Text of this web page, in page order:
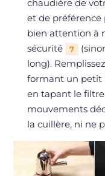
chaudière de
et de préférence
bien attention à
sécurité
7
long).
formant un petit
en tapant le
mouvements
la cuillère, ni ne